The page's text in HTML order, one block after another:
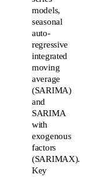
models,
seasonal
auto-
regressive
integrated
moving
average
(SARIMA)
and
SARIMA
with
exogenous
factors
(SARIMAX).
Key